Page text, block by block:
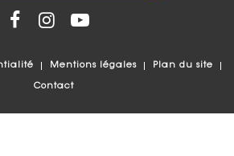
Mentions légales Plan du site
Contact